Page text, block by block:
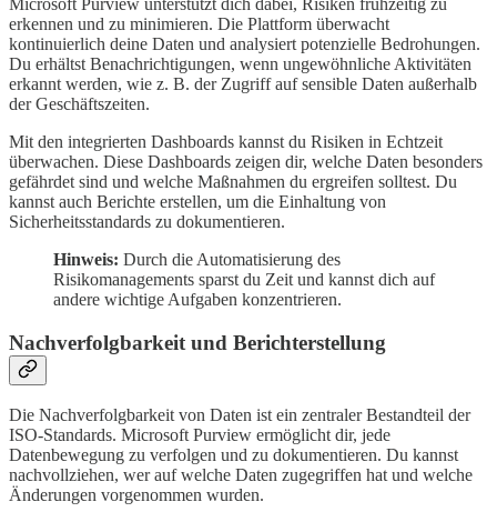
Microsoft Purview unterstützt dich dabei, Risiken frühzeitig zu
erkennen und zu minimieren. Die Plattform überwacht
kontinuierlich deine Daten und analysiert potenzielle Bedrohungen.
Du erhältst Benachrichtigungen, wenn ungewöhnliche Aktivitäten
erkannt werden, wie z. B. der Zugriff auf sensible Daten außerhalb
der Geschäftszeiten.
Mit den integrierten Dashboards kannst du Risiken in Echtzeit
überwachen. Diese Dashboards zeigen dir, welche Daten besonders
gefährdet sind und welche Maßnahmen du ergreifen solltest. Du
kannst auch Berichte erstellen, um die Einhaltung von
Sicherheitsstandards zu dokumentieren.
Hinweis: Durch die Automatisierung des
Risikomanagements sparst du Zeit und kannst dich auf
andere wichtige Aufgaben konzentrieren.
Nachverfolgbarkeit und Berichterstellung
Die Nachverfolgbarkeit von Daten ist ein zentraler Bestandteil der
ISO-Standards. Microsoft Purview ermöglicht dir, jede
Datenbewegung zu verfolgen und zu dokumentieren. Du kannst
nachvollziehen, wer auf welche Daten zugegriffen hat und welche
Änderungen vorgenommen wurden.